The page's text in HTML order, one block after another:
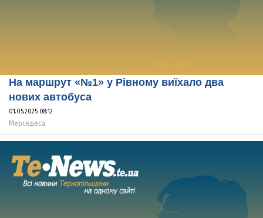
На маршрут «№1» у Рівному виїхало два
нових автобуса
01.05.2025 08:12
Мерседеса